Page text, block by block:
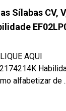
Sílabas CV, V,
AQUI
alfabetizar de